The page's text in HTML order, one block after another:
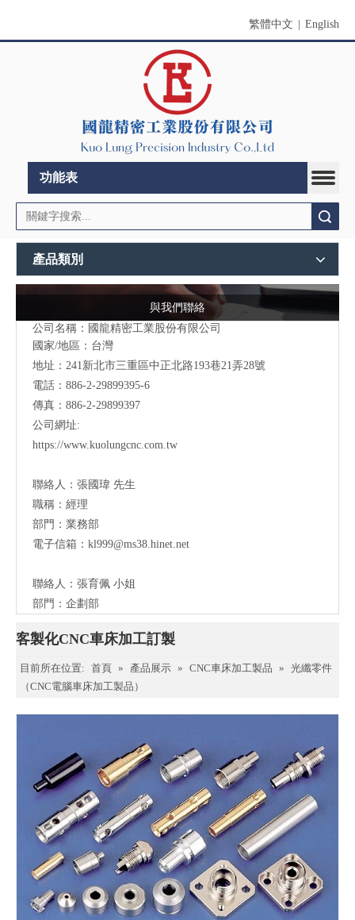
繁體中文 English
功能表
產品類別
與我們聯絡
公司名稱：國龍精密工業股份有限公司
國家/地區：台灣
地址：241新北市三重區中正北路193巷21弄28號
電話：886-2-29899395-6
傳真：886-2-29899397
公司網址:
https://www.kuolungcnc.com.tw
聯絡人： 張國瑋 先生
職稱： 經理
部門：業務部
電子信箱： kl999@ms38.hinet.net
聯絡人： 張育佩 小姐
部門：企劃部
客製化CNC車床加工訂製
目前所在位置: 首頁 » 產品展示 » CNC車床加工製品 » 光纖零件
（CNC電腦車床加工製品）